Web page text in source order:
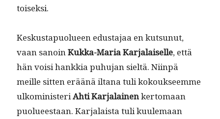
toiseksi.
Keskustapuolueen edus­ta­jaa en kut­sunut,
vaan sanoinKuk­ka-Maria Kar­jalaiselle, että
hän voisi han­kkia puhu­jan sieltä. Niin­pä
meille sit­ten eräänä iltana tuli kok­ouk­seemme
ulko­min­is­teriAhti Kar­jalainenker­tomaan
puolueestaan. Kar­jalaista tuli kuule­maan